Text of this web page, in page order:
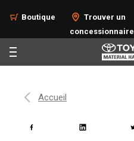
Boutique
Trouver un
concessionnaire
Accueil